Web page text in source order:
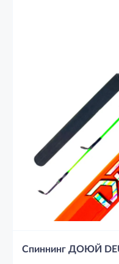
Спиннинг ДОЮЙ